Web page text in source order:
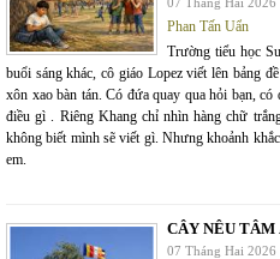
Phan Tấn Uẩn
Trường tiểu học
buổi sáng khác, cô giáo Lopez viết lên bảng
xôn xao bàn tán. Có đứa quay qua hỏi bạn,
điều gì . Riêng Khang chỉ nhìn hàng chữ
không biết mình sẽ viết gì. Nhưng khoảnh
em.
CÂY NÊU TÂM
07 Tháng Hai 2026